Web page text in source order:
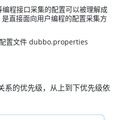
程接口采集的配置可以被理解成
直接面向用户编程的配置采集方
置文件 dubbo.properties
系的优先级，从上到下优先级依